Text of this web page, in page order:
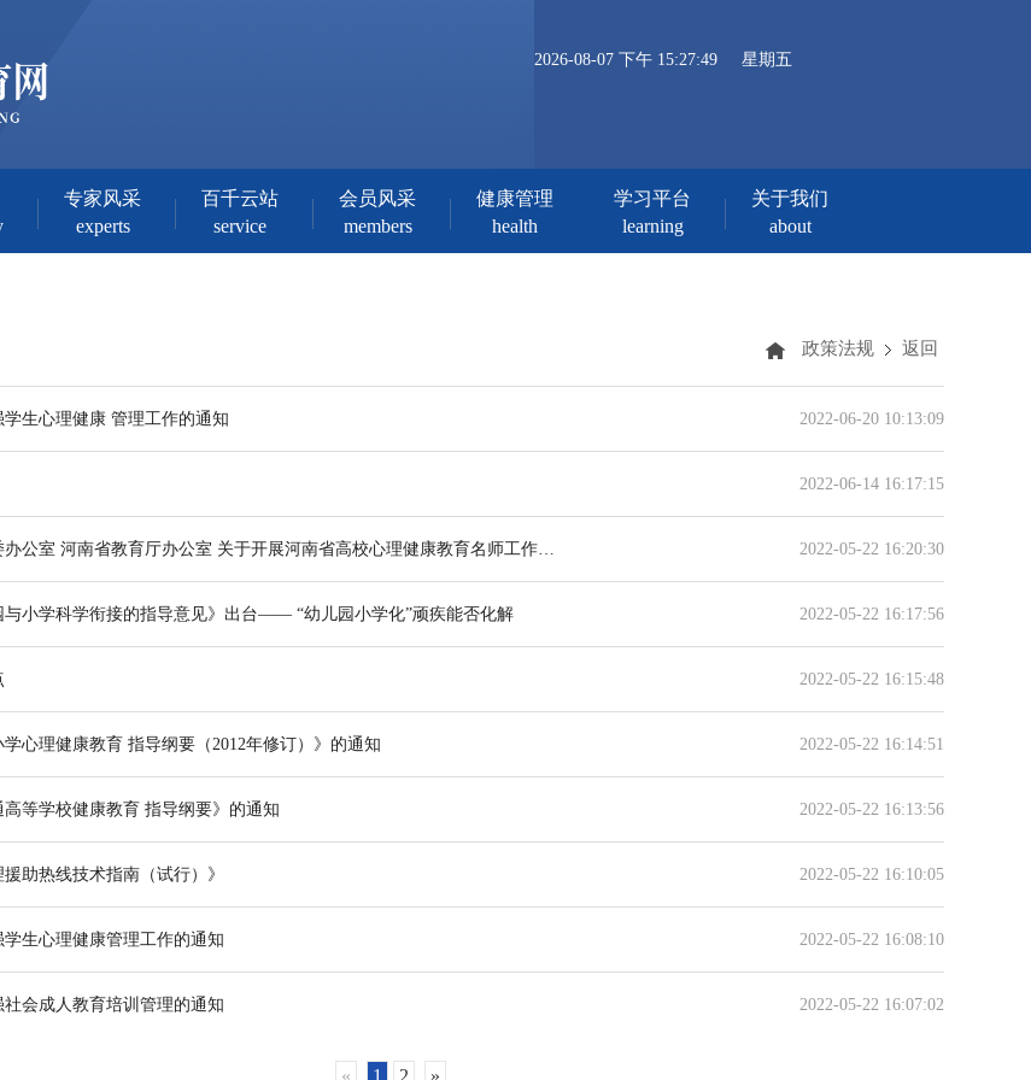
2026-08-07 下午 15:27:49 星期五
专家风采
experts
百千云站
service
会员风采
members
健康管理
health
学习平台
learning
关于我们
about
政策法规 返回
生心理健康 管理工作的通知 2022-06-20 10:13:09
2022-06-14 16:17:15
中共河南省委教育工委办公室 河南省教育厅办公室 关于开展河南省高校心理健康教育名师工作室评选建设工作的通知 2022-05-22 16:20:30
与小学科学衔接的指导意见》出台—— “幼儿园小学化”顽疾能否化解 2022-05-22 16:17:56
2022-05-22 16:15:48
心理健康教育 指导纲要（2012年修订）》的通知 2022-05-22 16:14:51
等学校健康教育 指导纲要》的通知 2022-05-22 16:13:56
助热线技术指南（试行）》 2022-05-22 16:10:05
生心理健康管理工作的通知 2022-05-22 16:08:10
会成人教育培训管理的通知 2022-05-22 16:07:02
« 1 2 »